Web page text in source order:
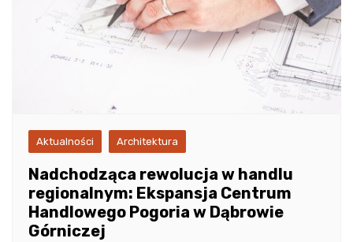
Aktualności Architektura
Nadchodząca rewolucja w handlu
regionalnym: Ekspansja Centrum
Handlowego Pogoria w Dąbrowie
Górniczej